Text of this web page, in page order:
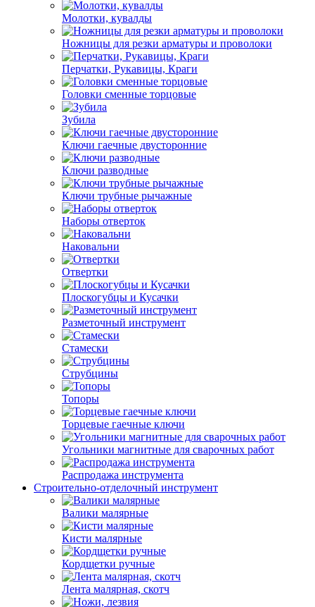
Молотки, кувалды
Ножницы для резки арматуры и проволоки
Перчатки, Рукавицы, Краги
Головки сменные торцовые
Зубила
Ключи гаечные двусторонние
Ключи разводные
Ключи трубные рычажные
Наборы отверток
Наковальни
Отвертки
Плоскогубцы и Кусачки
Разметочный инструмент
Стамески
Струбцины
Топоры
Торцевые гаечные ключи
Угольники магнитные для сварочных работ
Распродажа инструмента
Строительно-отделочный инструмент
Валики малярные
Кисти малярные
Кордщетки ручные
Лента малярная, скотч